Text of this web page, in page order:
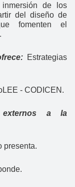
de los
del diseño de
fomenten el
Estrategias
- CODICEN.
externos a la
presenta.